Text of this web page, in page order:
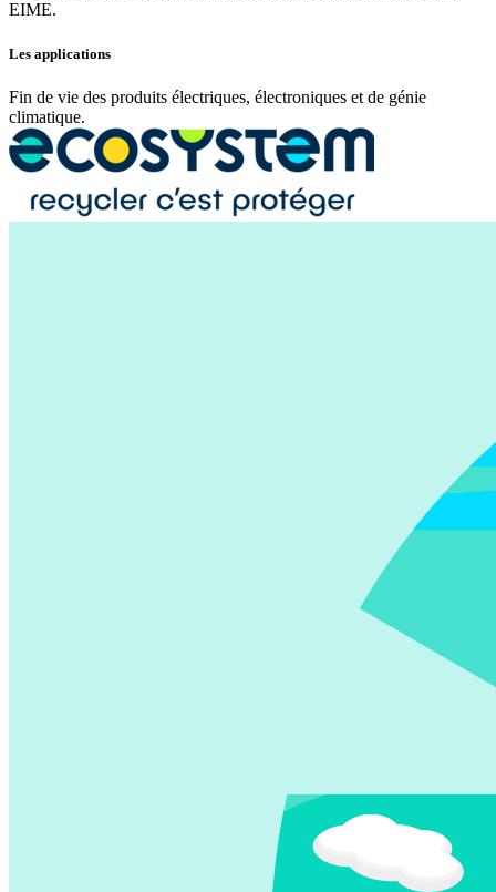
EIME.
Les applications
Fin de vie des produits électriques, électroniques et de génie
climatique.